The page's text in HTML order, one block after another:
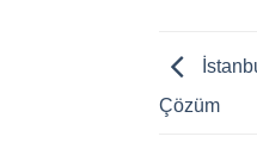
Çözüm